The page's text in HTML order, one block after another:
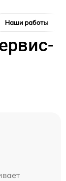
Наши работы